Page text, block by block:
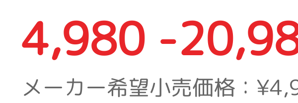
4,980 -
メーカー希望小売価格：